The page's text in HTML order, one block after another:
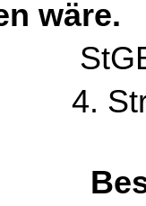
wäre.
4.